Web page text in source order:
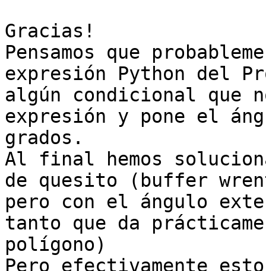
Gracias!
Pensamos que
expresión Python del
algún condicional que
expresión y pone el
grados.
Al final hemos
de quesito (buffer
pero con el ángulo
tanto que da
polígono)
Pero efectivamente